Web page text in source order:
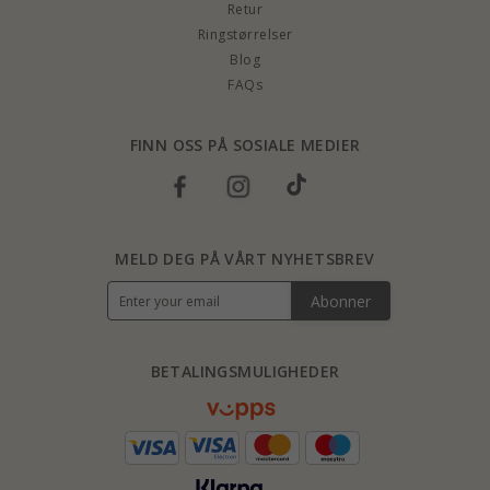
Retur
Ringstørrelser
Blog
FAQs
FINN OSS PÅ SOSIALE MEDIER
BETALINGSMULIGHEDER
MELD DEG PÅ VÅRT NYHETSBREV
Abonner